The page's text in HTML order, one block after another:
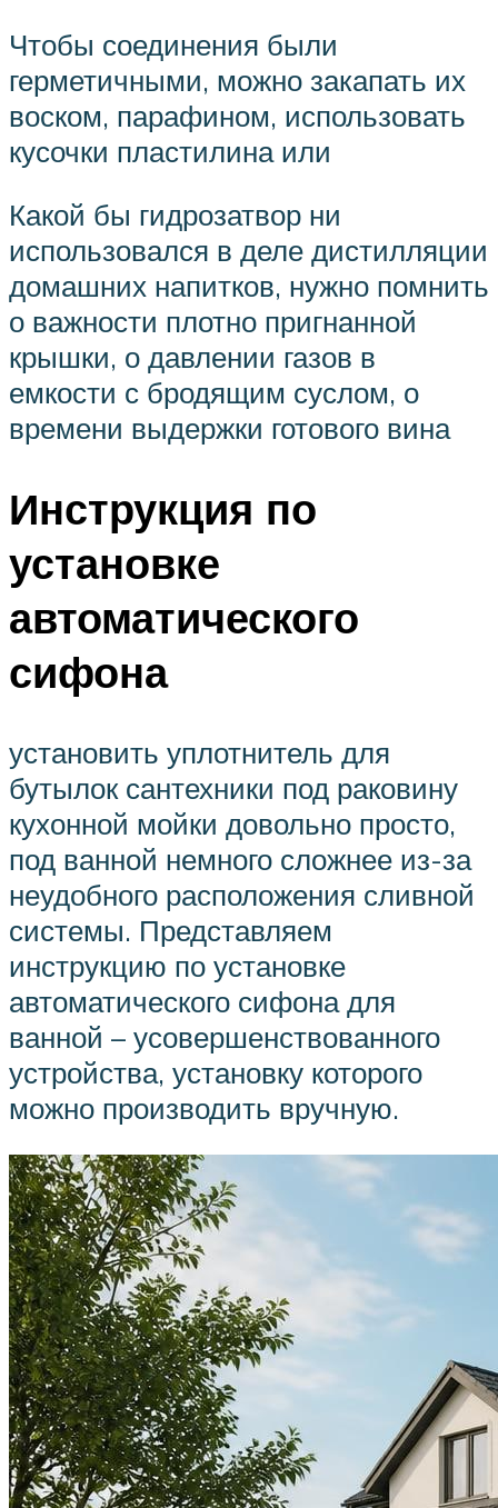
Чтобы соединения были
герметичными, можно закапать их
воском, парафином, использовать
кусочки пластилина или
Какой бы гидрозатвор ни
использовался в деле дистилляции
домашних напитков, нужно помнить
о важности плотно пригнанной
крышки, о давлении газов в
емкости с бродящим суслом, о
времени выдержки готового вина
Инструкция по
установке
автоматического
сифона
установить уплотнитель для
бутылок сантехники под раковину
кухонной мойки довольно просто,
под ванной немного сложнее из-за
неудобного расположения сливной
системы. Представляем
инструкцию по установке
автоматического сифона для
ванной – усовершенствованного
устройства, установку которого
можно производить вручную.